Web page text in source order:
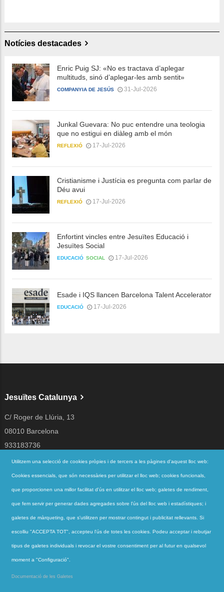
Notícies destacades
Enric Puig SJ: «No es tractava d’aplegar
multituds, sinó d’aplegar-les amb sentit»
COMPANYIA DE JESÚS 31-Jul-2026
Junkal Guevara: No puc entendre una teologia
que no estigui en diàleg amb el món
REFLEXIÓ 17-Jul-2026
Cristianisme i Justícia es pregunta com parlar de
Déu avui
REFLEXIÓ 17-Jul-2026
Enfortint vincles entre Jesuïtes Educació i
Jesuïtes Social
EDUCACIÓ SOCIAL 17-Jul-2026
Esade i IQS llancen Barcelona Talent Accelerator
EDUCACIÓ 17-Jul-2026
Jesuïtes Catalunya
C/ Roger de Llúria, 13
08010 Barcelona
933183736
jesuites@jesuites.net
Segueix-nos a
QUI SOM
QUÈ FEM
Utilitzem una selecció de cookies pròpies i de tercers a les pàgines d'aquest lloc web:
Cookies essencials, que són necessàries per utilitzar el lloc web; cookies funcionals,
que proporcionen una millor facilitat d'ús en utilitzar el lloc web; galetes de rendiment,
que fem servir per generar dades agregades sobre l'ús del lloc web i estadístiques; i
galetes de màrqueting, que s'utilitzen per mostrar contingut i publicitat rellevants. Si
escolliu "ACCEPTA TOT", accepteu l'ús de totes les cookies. Podeu acceptar i rebutjar
tipus de galetes individuals i revocar el vostre consentiment per al futur en qualsevol
moment a "Configuració".
Documentació de les Galetes